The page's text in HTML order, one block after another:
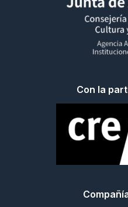
Con la